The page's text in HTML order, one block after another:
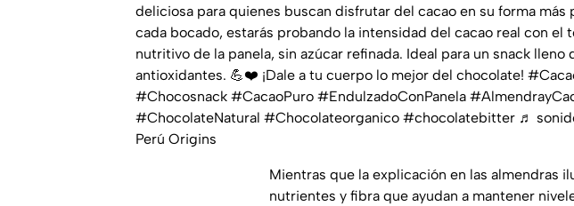
deliciosa para quienes buscan disfrutar del cacao en su forma más
cada bocado, estarás probando la intensidad del cacao real con el
nutritivo de la panela, sin azúcar refinada. Ideal para un snack lleno
antioxidantes. 💪❤️ ¡Dale a tu cuerpo lo mejor del chocolate!
#Chocosnack #CacaoPuro #EndulzadoConPanela
#ChocolateNatural #Chocolateorganico #chocolatebitter ♬
Perú Origins
Mientras que la explicación en las almendras
nutrientes y fibra que ayudan a mantener